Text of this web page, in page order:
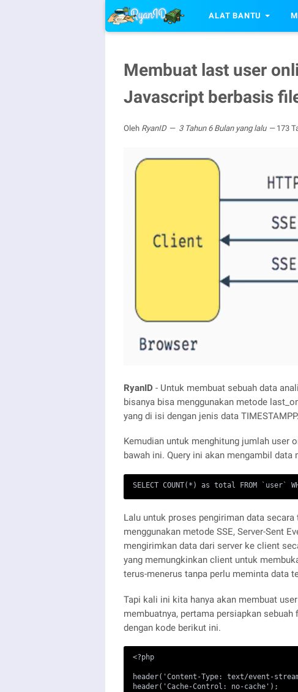
ALAT BANTU
Membuat last user
Javascript berbasis
Oleh RyanID 3 Tahun 6 Bulan yang lalu 173
RyanID - Untuk membuat sebuah data
bisanya bisa menggunakan metode
yang di isi dengan jenis data TIMESTAMPP.
Kemudian untuk menghitung jumlah user
bawah ini. Query ini akan mengambil
SELECT COUNT(*) as total FROM `user`
Lalu untuk proses pengiriman data
menggunakan metode SSE, Server-Sent
mengirimkan data dari server ke client
yang memungkinkan client untuk
terus-menerus tanpa perlu meminta data
Tapi kali ini kita hanya akan membuat
membuatnya, pertama persiapkan
dengan kode berikut ini.
<?php
header('Content-Type: text/event-
header('Cache-Control: no-cache');